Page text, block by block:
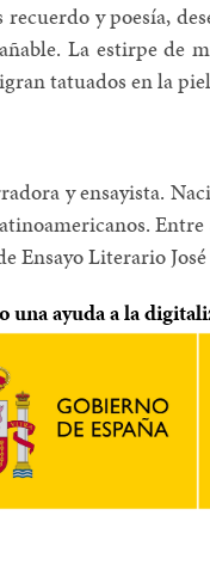
recuerdo y poesía,
La estirpe de
tatuados en la
y ensayista.
Ensayo Literario
una ayuda a la